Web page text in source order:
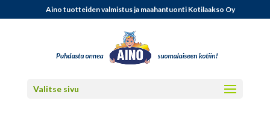
Aino tuotteiden valmistus ja maahantuonti Kotilaakso Oy
Valitse sivu